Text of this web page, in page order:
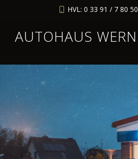
HVL: 0 33 91 / 7 80 50
AUTOHAUS